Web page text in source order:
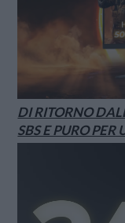
DI RITORNO
SBS E PURO